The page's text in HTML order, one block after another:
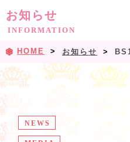
お知らせ
INFORMATION
HOME お知らせ
NEWS